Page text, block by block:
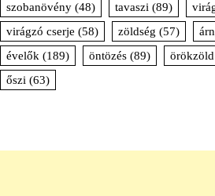
szobanövény (48) tavaszi (89)
virágzó cserje (58) zöldség (57)
évelők (189) öntözés (89) örökzöld
őszi (63)